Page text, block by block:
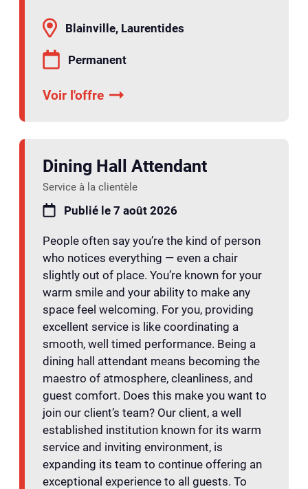
Blainville, Laurentides
Permanent
Voir l'offre
Dining Hall Attendant
Service à la clientèle
Publié le 7 août 2026
People often say you’re the kind of person
who notices everything — even a chair
slightly out of place. You’re known for your
warm smile and your ability to make any
space feel welcoming. For you, providing
excellent service is like coordinating a
smooth, well timed performance. Being a
dining hall attendant means becoming the
maestro of atmosphere, cleanliness, and
guest comfort. Does this make you want to
join our client’s team? Our client, a well
established institution known for its warm
service and inviting environment, is
expanding its team to continue offering an
exceptional experience to all guests. To